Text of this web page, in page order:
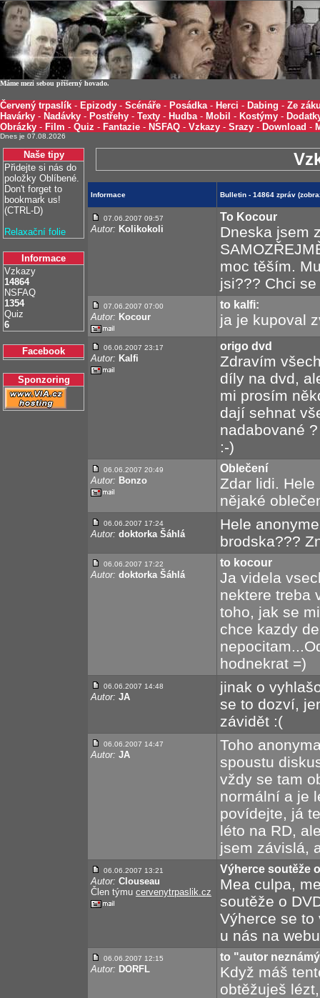
Máme mezi sebou příšerný hovado.
Červený trpaslík - Epizody - Scénáře - Posádka- Herci - Dabing - Ze
Havárky - Nadávky - Postřehy - Texty - Hudba- Mobil - Kostýmy -
Obrázky - Film - Quiz - Fantazie - NSFAQ - Vzkazy - Srazy - Download -
Dnes je 07.08.2026
Naše tipy
Přidejte si nás do
položky Oblíbené.
Don't forget to
bookmark us!
(CTRL-D)
Relaxační folie
Informace
Vzkazy
14864
NSFAQ
1354
Quiz
6
Facebook
Sponzoring
Informace Bulletin - 14864 zpráv
07.06.2007 09:57
Autor: Kolikokoli
To Kocour
Dneska jsem
moc těším.
jsi??? Chci
07.06.2007 07:00
Autor: Kocour
to kalfi:
ja je kupoval
06.06.2007 23:17
Autor: Kalfi
origo dvd
Zdravím
díly na dvd,
mi prosím
dají sehnat
nadabované
:-)
06.06.2007 20:49
Autor: Bonzo
Oblečení
Zdar lidi.
nějaké
06.06.2007 17:24
Autor: doktorka Šáhlá
Hele
brodska???
06.06.2007 17:22
Autor: doktorka Šáhlá
to kocour
Ja videla
nektere treba
toho, jak se
chce kazdy
hodnekrat =)
06.06.2007 14:48
Autor: JA
jinak o
se to dozví,
závidět :(
06.06.2007 14:47
Autor: JA
Toho
spoustu
vždy se tam
normální a je
povídejte, já
léto na RD,
jsem závislá,
06.06.2007 13:21
Autor: Clouseau
Člen týmu cervenytrpaslik.cz
Výherce soutěže
Mea culpa,
soutěže o
Výherce se
u nás na
06.06.2007 12:15
Autor: DORFL
to "autor
Když máš
obtěžuješ